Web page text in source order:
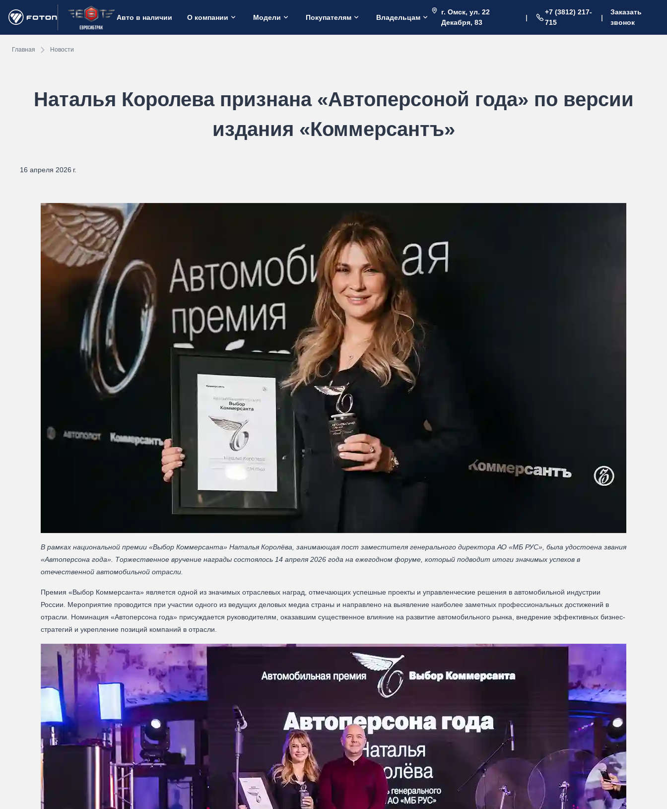
Авто в наличии О компании Модели Покупателям Владельцам
г. Омск, ул. 22
Декабря, 83
|
+7 (3812) 217-
715
|
Заказать
звонок
Главная Новости
Наталья Королева признана «Автоперсоной года» по версии
издания «Коммерсантъ»
16 апреля 2026 г.
В рамках национальной премии «Выбор Коммерсанта» Наталья Королёва, занимающая пост заместителя генерального директора АО «МБ РУС», была удостоена звания
«Автоперсона года». Торжественное вручение награды состоялось 14 апреля 2026 года на ежегодном форуме, который подводит итоги значимых успехов в
отечественной автомобильной отрасли.
Премия «Выбор Коммерсанта» является одной из значимых отраслевых наград, отмечающих успешные проекты и управленческие решения в автомобильной индустрии
России. Мероприятие проводится при участии одного из ведущих деловых медиа страны и направлено на выявление наиболее заметных профессиональных достижений в
отрасли. Номинация «Автоперсона года» присуждается руководителям, оказавшим существенное влияние на развитие автомобильного рынка, внедрение эффективных бизнес-
стратегий и укрепление позиций компаний в отрасли.